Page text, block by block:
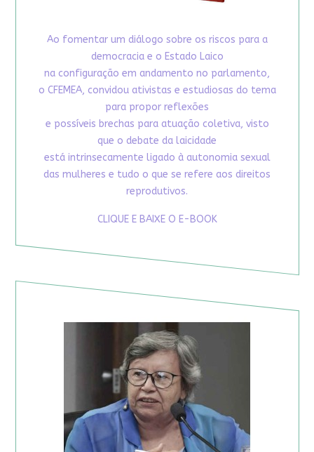
Ao fomentar um diálogo sobre os riscos para a
democracia e o Estado Laico
na configuração em andamento no parlamento,
o CFEMEA, convidou ativistas e estudiosas do tema
para propor reflexões
e possíveis brechas para atuação coletiva, visto
que o debate da laicidade
está intrinsecamente ligado à autonomia sexual
das mulheres e tudo o que se refere aos direitos
reprodutivos.
CLIQUE E BAIXE O E-BOOK